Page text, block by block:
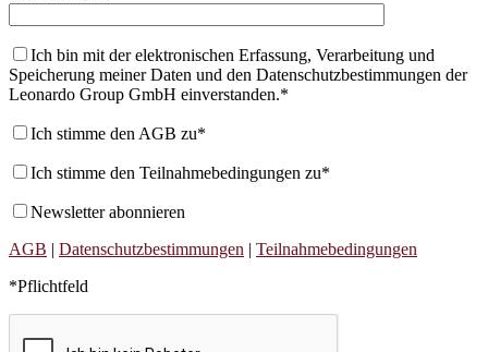
Ich bin mit der elektronischen Erfassung, Verarbeitung und
Speicherung meiner Daten und den Datenschutzbestimmungen der
Leonardo Group GmbH einverstanden.*
Ich stimme den AGB zu*
Ich stimme den Teilnahmebedingungen zu*
Newsletter abonnieren
AGB
Datenschutzbestimmungen
Teilnahmebedingungen
*Pflichtfeld